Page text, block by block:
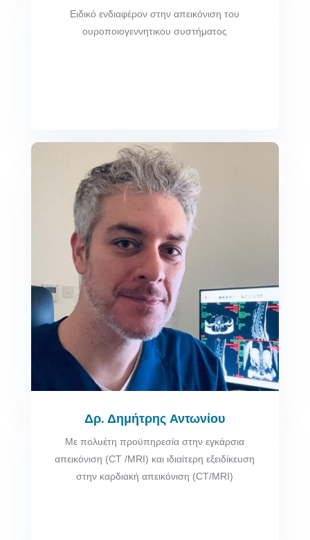
Ειδικό ενδιαφέρον στην απεικόνιση του
ουροποιογεννητικου συστήματος
Δρ. Δημήτρης Αντωνίου
Με πολυέτη προϋπηρεσία στην εγκάρσια
απεικόνιση (CT /MRI) και ιδιαίτερη εξειδίκευση
στην καρδιακή απεικόνιση (CT/MRI)